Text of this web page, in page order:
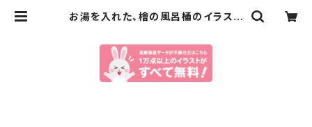
お湯を入れた、檜の風呂桶のイラスト